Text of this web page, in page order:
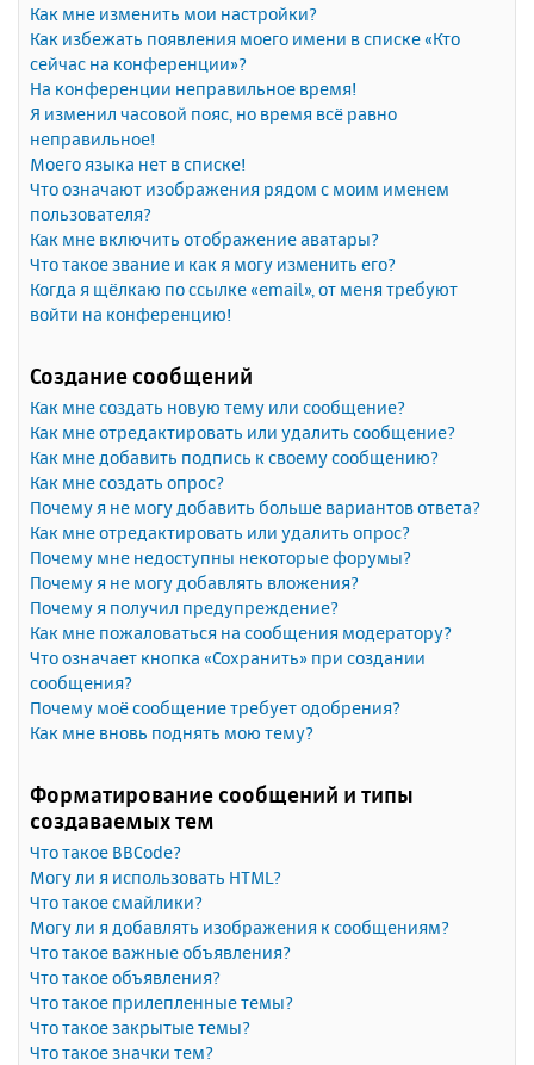
Как мне изменить мои настройки?
Как избежать появления моего имени в списке «Кто
сейчас на конференции»?
На конференции неправильное время!
Я изменил часовой пояс, но время всё равно
неправильное!
Моего языка нет в списке!
Что означают изображения рядом с моим именем
пользователя?
Как мне включить отображение аватары?
Что такое звание и как я могу изменить его?
Когда я щёлкаю по ссылке «email», от меня требуют
войти на конференцию!
Создание сообщений
Как мне создать новую тему или сообщение?
Как мне отредактировать или удалить сообщение?
Как мне добавить подпись к своему сообщению?
Как мне создать опрос?
Почему я не могу добавить больше вариантов ответа?
Как мне отредактировать или удалить опрос?
Почему мне недоступны некоторые форумы?
Почему я не могу добавлять вложения?
Почему я получил предупреждение?
Как мне пожаловаться на сообщения модератору?
Что означает кнопка «Сохранить» при создании
сообщения?
Почему моё сообщение требует одобрения?
Как мне вновь поднять мою тему?
Форматирование сообщений и типы
создаваемых тем
Что такое BBCode?
Могу ли я использовать HTML?
Что такое смайлики?
Могу ли я добавлять изображения к сообщениям?
Что такое важные объявления?
Что такое объявления?
Что такое прилепленные темы?
Что такое закрытые темы?
Что такое значки тем?